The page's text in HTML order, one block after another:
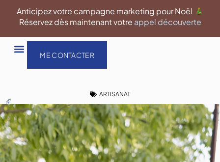
Anticipez votre campagne marketing pour Noël
Réservez dès maintenant votre appel découverte
ME CONTACTER
ARTISANAT